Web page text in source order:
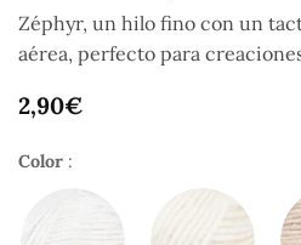
Zéphyr, un hilo fino con un
aérea, perfecto para
2,90€
Color :